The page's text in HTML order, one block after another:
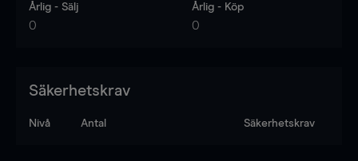
Årlig - Sälj
0
Årlig - Köp
0
Säkerhetskrav
Nivå Antal Säkerhetskrav